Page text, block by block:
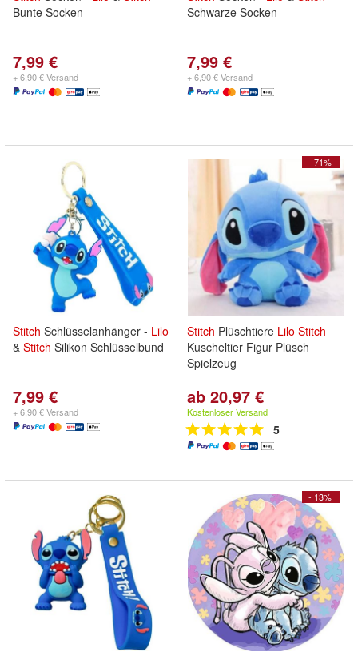
Bunte Socken
7,99 €
+ 6,90 € Versand
Schwarze Socken
7,99 €
+ 6,90 € Versand
Stitch Schlüsselanhänger - Lilo
& Stitch Silikon Schlüsselbund
7,99 €
+ 6,90 € Versand
- 71%
Stitch Plüschtiere Lilo Stitch
Kuscheltier Figur Plüsch
Spielzeug
ab 20,97 €
Kostenloser Versand
5
- 13%